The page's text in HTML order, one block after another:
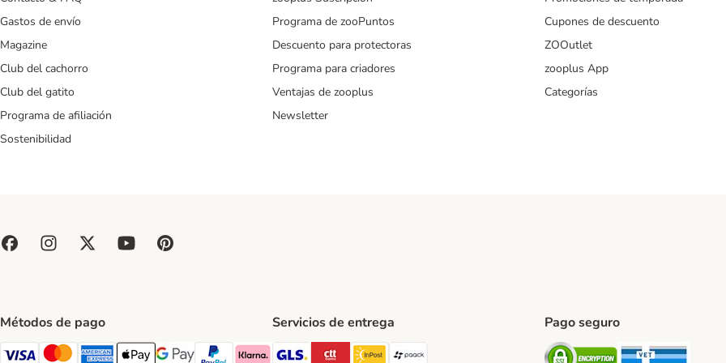
Gastos de envío
Magazine
Club del cachorro
Club del gatito
Programa de afiliación
Sostenibilidad
Programa de zooPuntos
Descuento para protectoras
Programa para criadores
Ventajas de zooplus
Newsletter
Cupones de descuento
ZOOutlet
zooplus App
Categorías
Métodos de pago Servicios de entrega
GLS Shipping Method
CTTExpress Shipping Method
InPost Shipping Method
paack Shipping Method
Pago seguro
Security